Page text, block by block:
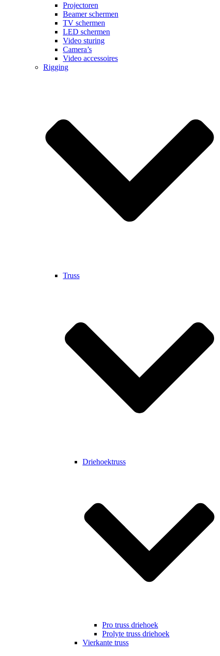
Projectoren
Beamer schermen
TV schermen
LED schermen
Video sturing
Camera’s
Video accessoires
Rigging
Truss
Driehoektruss
Pro truss driehoek
Prolyte truss driehoek
Vierkante truss